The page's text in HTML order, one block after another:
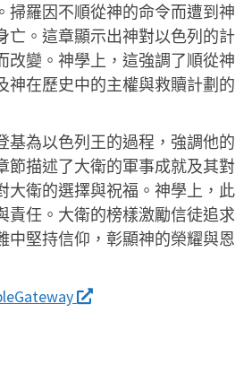
掃羅因不順從神的命令而遭到神
亡。這章顯示出神對以色列的計
改變。神學上，這強調了順從神
神在歷史中的主權與救贖計劃的
基為以色列王的過程，強調他的
節描述了大衛的軍事成就及其對
大衛的選擇與祝福。神學上，此
責任。大衛的榜樣激勵信徒追求
中堅持信仰，彰顯神的榮耀與恩